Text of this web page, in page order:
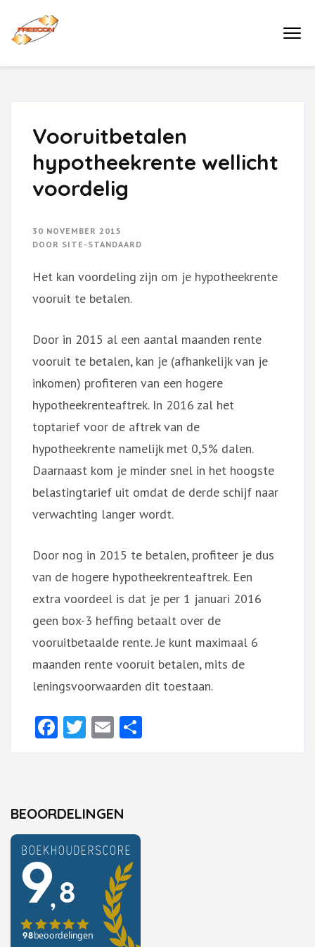
naar
Vooruitbetalen
hypotheekrente wellicht
voordelig
30 NOVEMBER 2015
DOOR SITE-STANDAARD
Het kan voordeling zijn om je hypotheekrente
vooruit te betalen.
Door in 2015 al een aantal maanden rente
vooruit te betalen, kan je (afhankelijk van je
inkomen) profiteren van een hogere
hypotheekrenteaftrek. In 2016 zal het
toptarief voor de aftrek van de
hypotheekrente namelijk met 0,5% dalen.
Daarnaast kom je minder snel in het hoogste
belastingtarief uit omdat de derde schijf naar
verwachting langer wordt.
Door nog in 2015 te betalen, profiteer je dus
van de hogere hypotheekrenteaftrek. Een
extra voordeel is dat je per 1 januari 2016
geen box-3 heffing betaalt over de
vooruitbetaalde rente. Je kunt maximaal 6
maanden rente vooruit betalen, mits de
leningsvoorwaarden dit toestaan.
Facebook
Twitter
Email
BEOORDELINGEN